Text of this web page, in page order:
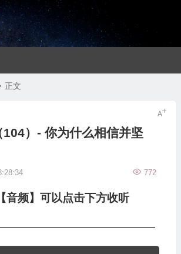
正文
）- 你为什么相信并坚
772
音频】可以点击下方收听